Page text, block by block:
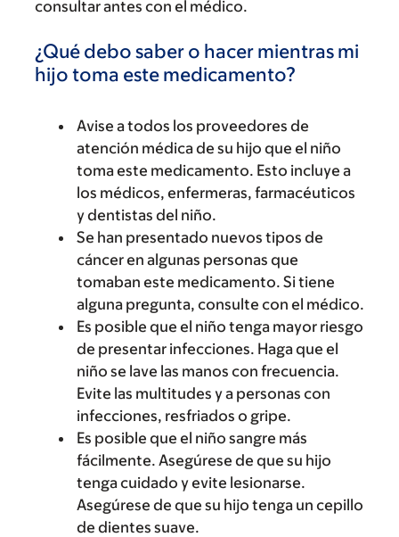
consultar antes con el médico.
¿Qué debo saber o hacer mientras mi
hijo toma este medicamento?
Avise a todos los proveedores de
atención médica de su hijo que el niño
toma este medicamento. Esto incluye a
los médicos, enfermeras, farmacéuticos
y dentistas del niño.
Se han presentado nuevos tipos de
cáncer en algunas personas que
tomaban este medicamento. Si tiene
alguna pregunta, consulte con el médico.
Es posible que el niño tenga mayor riesgo
de presentar infecciones. Haga que el
niño se lave las manos con frecuencia.
Evite las multitudes y a personas con
infecciones, resfriados o gripe.
Es posible que el niño sangre más
fácilmente. Asegúrese de que su hijo
tenga cuidado y evite lesionarse.
Asegúrese de que su hijo tenga un cepillo
de dientes suave.